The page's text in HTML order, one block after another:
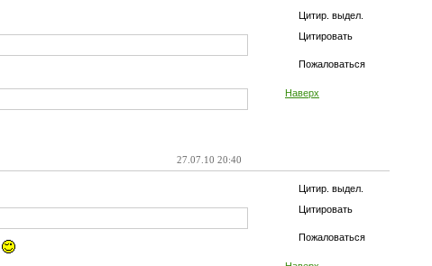
Цитир. выдел.
Цитировать
Пожаловаться
Наверх
27.07.10 20:40
Цитир. выдел.
Цитировать
Пожаловаться